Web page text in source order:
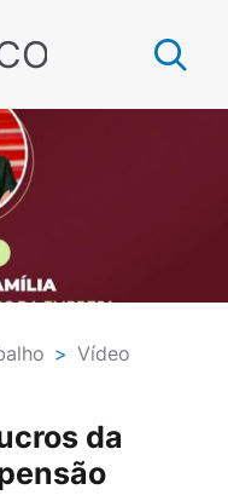
> Vídeo
da